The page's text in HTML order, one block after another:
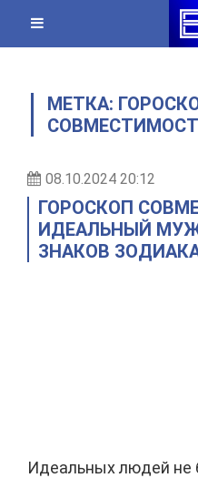
content
МЕТКА:
08.10.2024 20:12
ГОРОСКОП
ИДЕАЛЬНЫЙ
ЗНАКОВ
Идеальных людей не